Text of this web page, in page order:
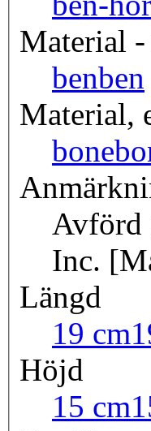
Material
benben
Material,
bone
Avförd 1997-11-16.
Inc.
Längd
19 cm
Höjd
15 cm